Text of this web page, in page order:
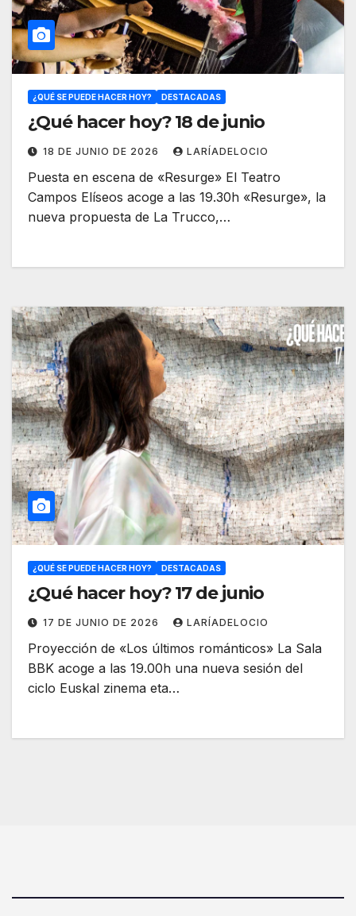
¿QUÉ SE PUEDE HACER HOY? DESTACADAS
¿Qué hacer hoy? 18 de junio
18 DE JUNIO DE 2026 LARÍADELOCIO
Puesta en escena de «Resurge» El Teatro
Campos Elíseos acoge a las 19.30h «Resurge», la
nueva propuesta de La Trucco,…
¿QUÉ SE PUEDE HACER HOY? DESTACADAS
¿Qué hacer hoy? 17 de junio
17 DE JUNIO DE 2026 LARÍADELOCIO
Proyección de «Los últimos románticos» La Sala
BBK acoge a las 19.00h una nueva sesión del
ciclo Euskal zinema eta…